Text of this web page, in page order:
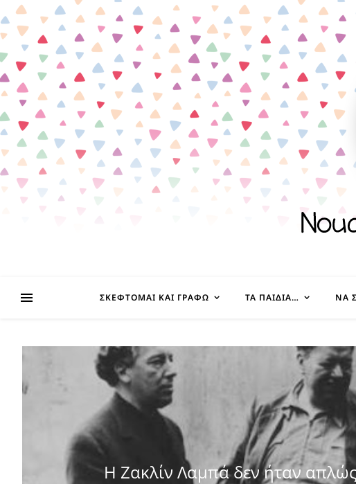
ΣΚΈΦΤΟΜΑΙ ΚΑΙ ΓΡΆΦΩ ΤΑ ΠΑΙΔΊΑ… ΝΑ
Η Ζακλίν Λαμπά δεν ήταν